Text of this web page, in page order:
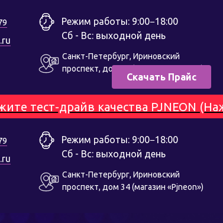
Режим работы: 9:00−18:00
Сб - Вс: выходной день
Санкт-Петербург, Ириновский
проспект, дом 34 (магазин «Pjneon»)
драйв качества PJNEON
Режим работы: 9:00−18:00
Сб - Вс: выходной день
Санкт-Петербург, Ириновский
проспект, дом 34 (магазин «Pjneon»)
Скачать Прайс